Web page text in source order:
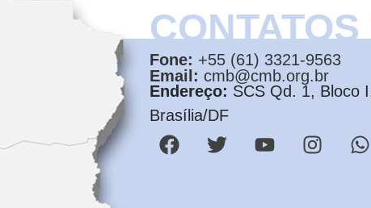
Fone: +55 (61) 3321-9563
Email: cmb@cmb.org.br
Endereço: SCS Qd. 1, Bloco
Brasília/DF